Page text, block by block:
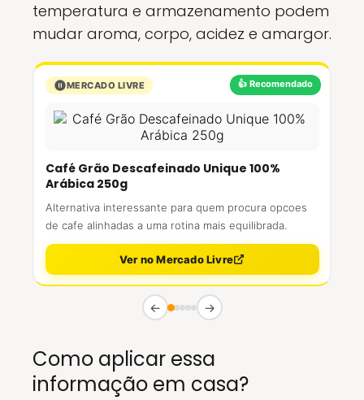
temperatura e armazenamento podem
mudar aroma, corpo, acidez e amargor.
👍 Recomendado
MERCADO LIVRE
Café Grão Descafeinado Unique 100%
Arábica 250g
Alternativa interessante para quem procura opcoes
de cafe alinhadas a uma rotina mais equilibrada.
Ver no Mercado Livre
← →
Como aplicar essa
informação em casa?